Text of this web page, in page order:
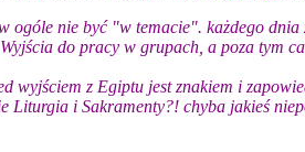
nie być "w temacie". każdego
do pracy w grupach, a poza tym
wyjściem z Egiptu jest znakiem i
i Sakramenty?! chyba jakieś